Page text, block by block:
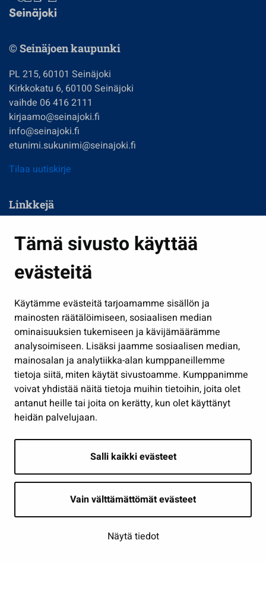
Tämä sivusto käyttää
evästeitä
Käytämme evästeitä tarjoamamme sisällön ja
mainosten räätälöimiseen, sosiaalisen median
ominaisuuksien tukemiseen ja kävijämäärämme
analysoimiseen. Lisäksi jaamme sosiaalisen median,
mainosalan ja analytiikka-alan kumppaneillemme
tietoja siitä, miten käytät sivustoamme. Kumppanimme
voivat yhdistää näitä tietoja muihin tietoihin, joita olet
antanut heille tai joita on kerätty, kun olet käyttänyt
heidän palvelujaan.
Salli kaikki evästeet
Vain välttämättömät evästeet
Näytä tiedot
© Seinäjoen kaupunki
PL 215, 60101 Seinäjoki
Kirkkokatu 6, 60100 Seinäjoki
vaihde 06 416 2111
kirjaamo@seinajoki.fi
info@seinajoki.fi
etunimi.sukunimi@seinajoki.fi
Tilaa uutiskirje
Linkkejä
Kasvatus ja opetus
Kulttuuri ja liikunta
Työ ja yrittäminen
Osallistu ja asioi
Näytä omat evästeasetukseni
Seuraa meitä
Saavutettavuusseloste | © Seinäjoki 2026